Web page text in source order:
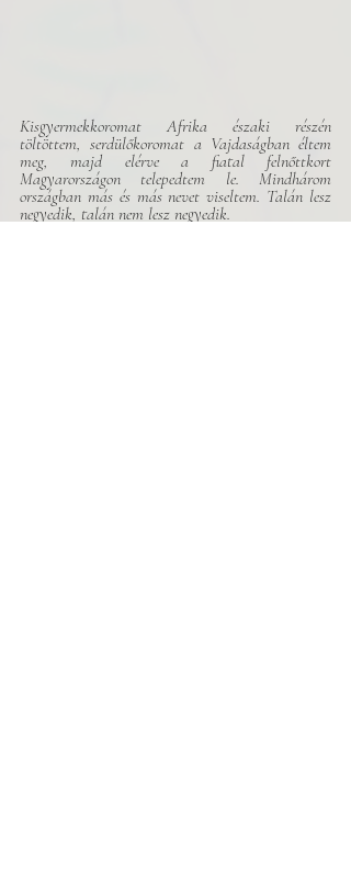
Kisgyermekkoromat Afrika északi részén
töltöttem, serdülőkoromat a Vajdaságban éltem
meg, majd elérve a fiatal felnőttkort
Magyarországon telepedtem le. Mindhárom
országban más és más nevet viseltem. Talán lesz
negyedik, talán nem lesz negyedik.